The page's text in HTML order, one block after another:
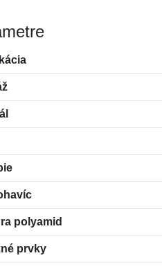
polyamid
prvky